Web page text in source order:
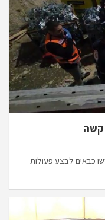
קשה
כבאים לבצע פעולות